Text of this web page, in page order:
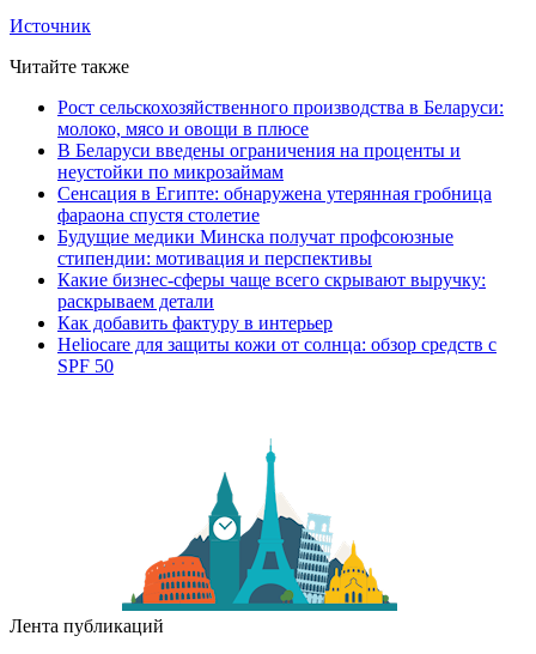
Источник
Читайте также
Рост сельскохозяйственного производства в Беларуси:
молоко, мясо и овощи в плюсе
В Беларуси введены ограничения на проценты и
неустойки по микрозаймам
Сенсация в Египте: обнаружена утерянная гробница
фараона спустя столетие
Будущие медики Минска получат профсоюзные
стипендии: мотивация и перспективы
Какие бизнес-сферы чаще всего скрывают выручку:
раскрываем детали
Как добавить фактуру в интерьер
Heliocare для защиты кожи от солнца: обзор средств с
SPF 50
Лента публикаций